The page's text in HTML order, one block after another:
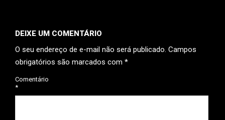
DEIXE UM COMENTÁRIO
O seu endereço de e-mail não será publicado. Campos
obrigatórios são marcados com *
Comentário
*